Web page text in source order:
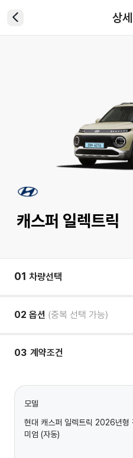
상
캐스퍼 일렉트릭
01 차량선택
02 옵션 (중복 선택 가능)
03 계약조건
모델
현대 캐스퍼 일렉트릭 2026년형
미엄 (자동)